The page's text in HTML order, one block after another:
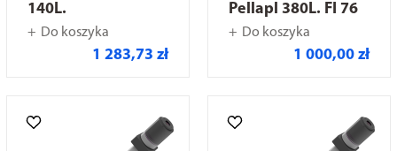
140L.
Do koszyka
1 283,73 zł
Pellapl 380L. FI 76
Do koszyka
1 000,00 zł